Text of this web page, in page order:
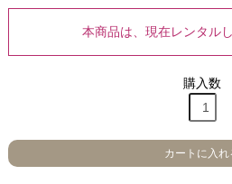
本商品は、現在レンタル
購入数
カートに入れ